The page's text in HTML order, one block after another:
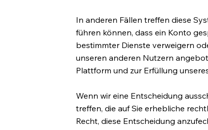
In anderen Fällen treffen diese
führen können, dass ein Konto
bestimmter Dienste verweigern
unseren anderen Nutzern
Plattform und zur Erfüllung
Wenn wir eine Entscheidung
treffen, die auf Sie erhebliche
Recht, diese Entscheidung